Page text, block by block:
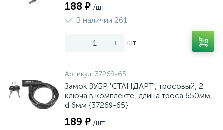
188 ₽ /шт
В наличии 261
- + шт
Артикул: 37269-65
Замок ЗУБР "СТАНДАРТ", тросовый, 2
ключа в комплекте, длина троса 650мм,
d 6мм {37269-65}
189 ₽ /шт